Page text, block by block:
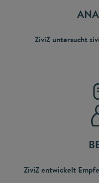
ZiviZ untersucht
ZiviZ entwickelt